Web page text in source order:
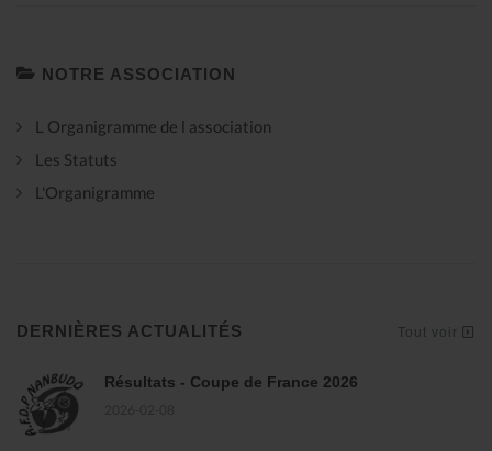
NOTRE ASSOCIATION
L Organigramme de l association
Les Statuts
L'Organigramme
DERNIÈRES ACTUALITÉS Tout voir
Résultats - Coupe de France 2026